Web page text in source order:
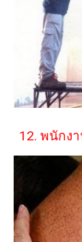
12. พนักง